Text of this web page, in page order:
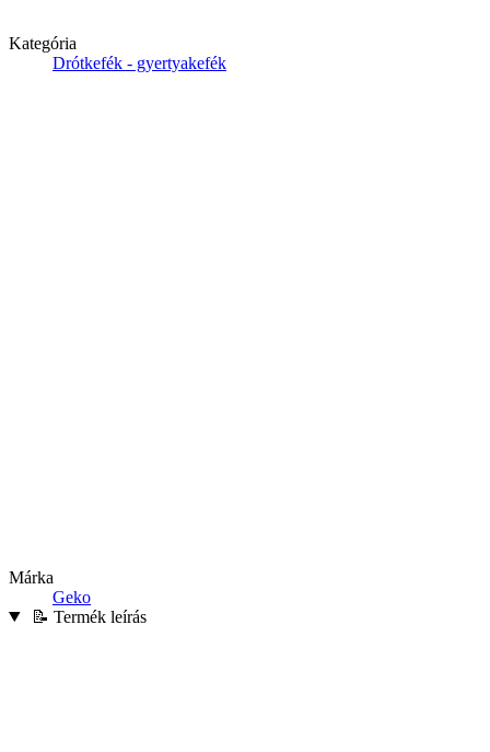
Kategória
Drótkefék - gyertyakefék
Márka
Geko
📝 Termék leírás